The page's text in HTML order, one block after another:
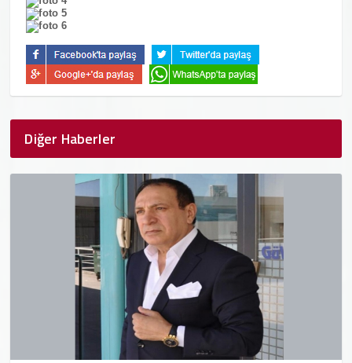
Diğer Haberler